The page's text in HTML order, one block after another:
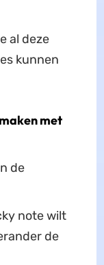
al deze
kunnen
met
de
note wilt
de